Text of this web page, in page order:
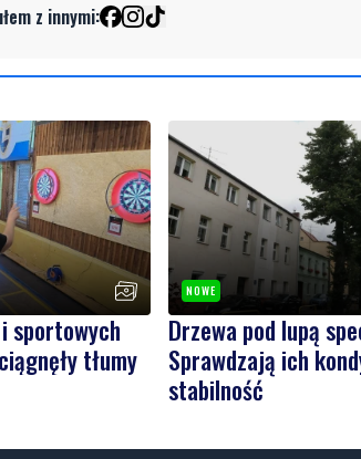
z innymi:
sportowych
tłumy
NOWE
Drzewa pod lupą
Sprawdzają ich
stabilność